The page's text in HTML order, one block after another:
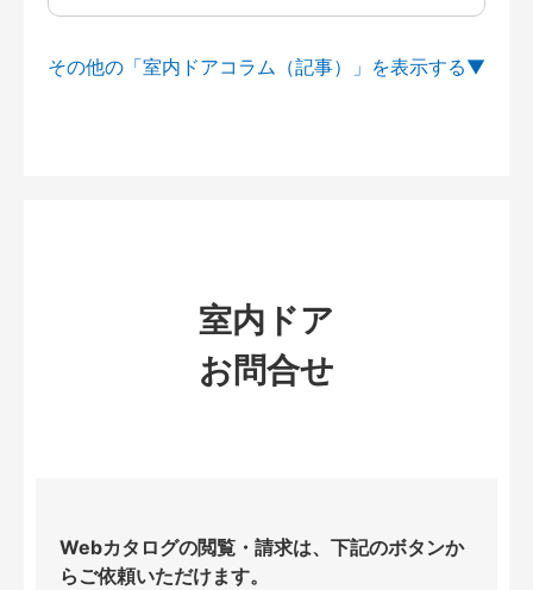
その他の「室内ドアコラム（記事）」を
室内ドア
お問合せ
Webカタログの閲覧・請求は、下記のボタンか
らご依頼いただけます。